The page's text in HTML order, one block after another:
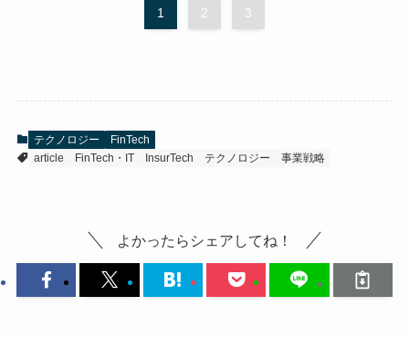
1 2 3
テクノロジー
FinTech
article
FinTech・IT InsurTech テクノロジー 事業戦略
よかったらシェアしてね！